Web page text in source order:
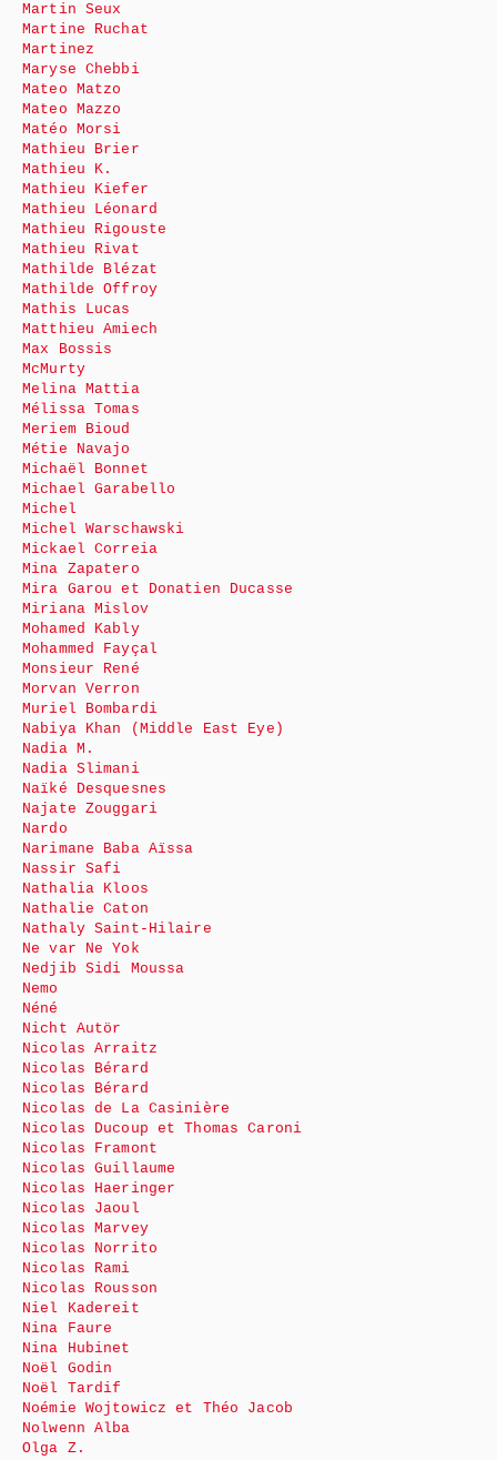
Martin Seux
Martine Ruchat
Martinez
Maryse Chebbi
Mateo Matzo
Mateo Mazzo
Matéo Morsi
Mathieu Brier
Mathieu K.
Mathieu Kiefer
Mathieu Léonard
Mathieu Rigouste
Mathieu Rivat
Mathilde Blézat
Mathilde Offroy
Mathis Lucas
Matthieu Amiech
Max Bossis
McMurty
Melina Mattia
Mélissa Tomas
Meriem Bioud
Métie Navajo
Michaël Bonnet
Michael Garabello
Michel
Michel Warschawski
Mickael Correia
Mina Zapatero
Mira Garou et Donatien Ducasse
Miriana Mislov
Mohamed Kably
Mohammed Fayçal
Monsieur René
Morvan Verron
Muriel Bombardi
Nabiya Khan (Middle East Eye)
Nadia M.
Nadia Slimani
Naïké Desquesnes
Najate Zouggari
Nardo
Narimane Baba Aïssa
Nassir Safi
Nathalia Kloos
Nathalie Caton
Nathaly Saint-Hilaire
Ne var Ne Yok
Nedjib Sidi Moussa
Nemo
Néné
Nicht Autör
Nicolas Arraitz
Nicolas Bérard
Nicolas Bérard
Nicolas de La Casinière
Nicolas Ducoup et Thomas Caroni
Nicolas Framont
Nicolas Guillaume
Nicolas Haeringer
Nicolas Jaoul
Nicolas Marvey
Nicolas Norrito
Nicolas Rami
Nicolas Rousson
Niel Kadereit
Nina Faure
Nina Hubinet
Noël Godin
Noël Tardif
Noémie Wojtowicz et Théo Jacob
Nolwenn Alba
Olga Z.